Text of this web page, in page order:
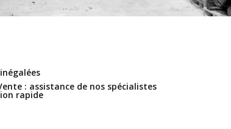
: assistance de nos spécialistes
rapide